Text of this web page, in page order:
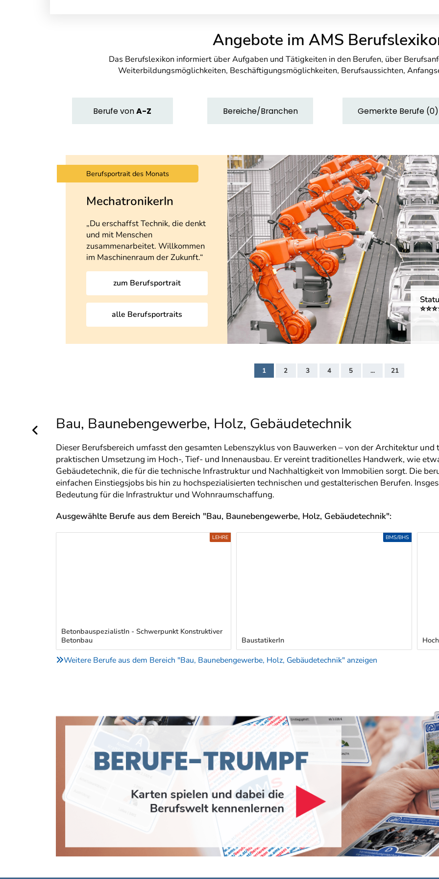
Angebote im AMS
Das Berufslexikon informiert über Aufgaben und Tätigkeiten in den Berufen, über
Weiterbildungsmöglichkeiten, Beschäftigungsmöglichkeiten, Berufsaussichten,
BerufevonA-Z Bereiche/Branchen Gemerkte Berufe (0)
Berufsportrait des Monats
MechatronikerIn
„Du erschaffst Technik, die denkt
und mit Menschen
zusammenarbeitet. Willkommen
im Maschinenraum der Zukunft.“
zum Berufsportrait
alle Berufsportraits
1 2 3 4 5 ... 21
Bau, Baunebengewerbe, Holz, Gebäudetechnik
Dieser Berufsbereich umfasst den gesamten Lebenszyklus von Bauwerken – von der Architektur
praktischen Umsetzung im Hoch-, Tief- und Innenausbau. Er vereint traditionelles Handwerk, wie
Gebäudetechnik, die für die technische Infrastruktur und Nachhaltigkeit von Immobilien sorgt. Die
einfachen Einstiegsjobs bis hin zu hochspezialisierten technischen und gestalterischen Berufen.
Bedeutung für die Infrastruktur und Wohnraumschaffung.
Ausgewählte Berufe aus dem Bereich "Bau, Baunebengewerbe, Holz, Gebäudetechnik":
BetonbauspezialistIn - Schwerpunkt Konstruktiver
Betonbau
LEHRE
BaustatikerIn
BMS/BHS
Weitere Berufe aus dem Bereich "Bau, Baunebengewerbe, Holz, Gebäudetechnik" anzeigen
vorheriger Bereich